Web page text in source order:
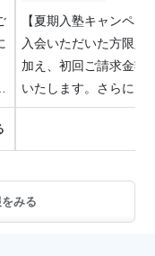
【夏期入塾キャンペー
入会いただいた方限定
加え、初回ご請求金額
いたします。さらに、
応援する…
みる